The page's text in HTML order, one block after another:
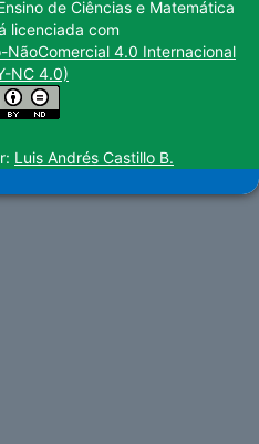
de Ciências e Matemática
licenciada com
NãoComercial 4.0 Internacional
NC 4.0)
Luis Andrés Castillo B.